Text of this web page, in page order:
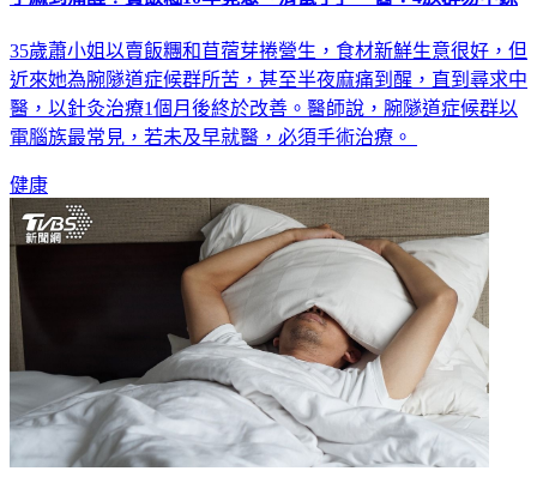
35歲蕭小姐以賣飯糰和苜蓿芽捲營生，食材新鮮生意很好，但
近來她為腕隧道症候群所苦，甚至半夜麻痛到醒，直到尋求中
醫，以針灸治療1個月後終於改善。醫師說，腕隧道症候群以
電腦族最常見，若未及早就醫，必須手術治療。
健康